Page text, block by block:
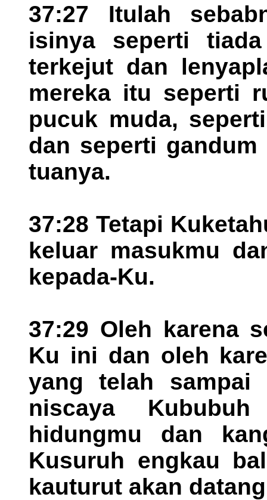
37:27 Itulah
isinya seperti
terkejut dan
mereka itu seperti
pucuk muda,
dan seperti
tuanya.
37:28 Tetapi
keluar masukmu
kepada-Ku.
37:29 Oleh karena
Ku ini dan oleh
yang telah sampai
niscaya
hidungmu dan
Kusuruh engkau
kauturut akan